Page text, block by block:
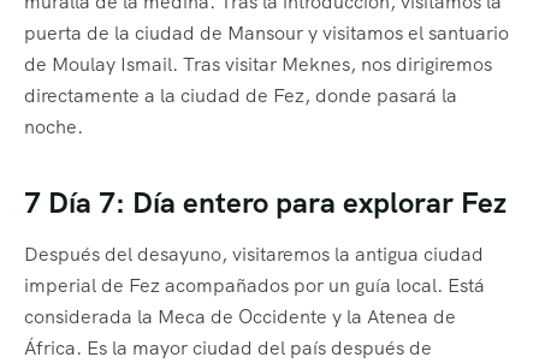
puerta de la ciudad de Mansour y visitamos el santuario
de Moulay Ismail. Tras visitar Meknes, nos dirigiremos
directamente a la ciudad de Fez, donde pasará la
noche.
7 Día 7: Día entero para explorar Fez
Después del desayuno, visitaremos la antigua ciudad
imperial de Fez acompañados por un guía local. Está
considerada la Meca de Occidente y la Atenea de
África. Es la mayor ciudad del país después de